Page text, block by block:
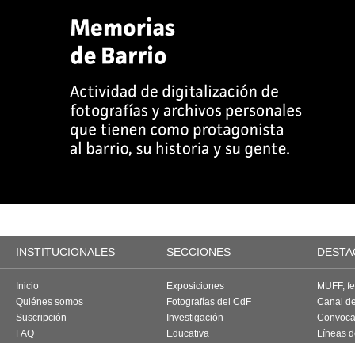
INSTITUCIONALES SECCIONES
Inicio
Quiénes somos
Suscripción
FAQ
Exposiciones
Fotografías del CdF
Investigación
Educativa
MUFF,
Canal
Líneas